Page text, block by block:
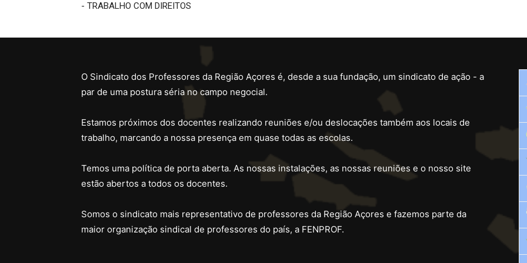
- TRABALHO COM DIREITOS
O Sindicato dos Professores da Região Açores é, desde a sua fundação, um sindicato de ação - a
par de uma postura séria no campo negocial.
Estamos próximos dos docentes realizando reuniões e/ou deslocações também aos locais de
trabalho, marcando a nossa presença em quase todas as escolas.
Temos uma política de porta aberta. As nossas instalações, as nossas reuniões e o nosso site
estão abertos a todos os docentes.
Somos o sindicato mais representativo de professores da Região Açores e fazemos parte da
maior organização sindical de professores do país, a FENPROF.